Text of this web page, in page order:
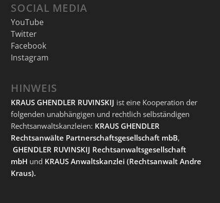
SOCIAL MEDIA
YouTube
Twitter
Facebook
Instagram
HINWEIS
KRAUS GHENDLER RUVINSKIJ ist eine Kooperation der
folgenden unabhängigen und rechtlich selbständigen
Rechtsanwaltskanzleien: KRAUS GHENDLER
Rechtsanwälte Partnerschaftsgesellschaft mbB,
GHENDLER RUVINSKIJ Rechtsanwaltsgesellschaft
mbH und KRAUS Anwaltskanzlei (Rechtsanwalt Andre
Kraus).